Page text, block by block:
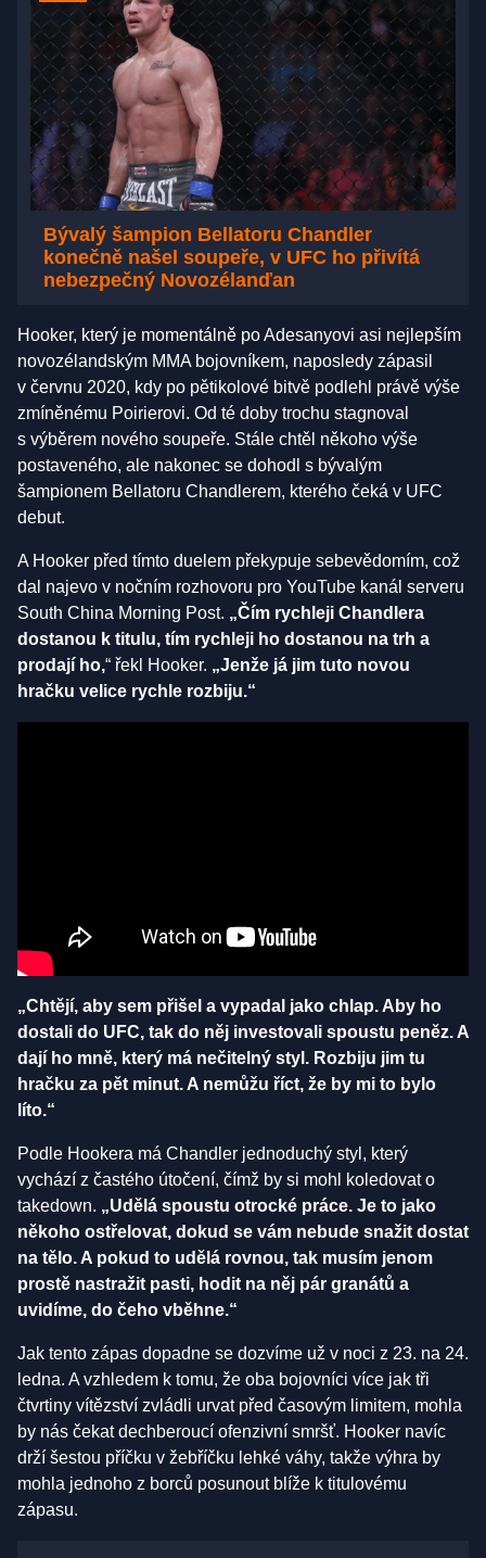
Bývalý šampion Bellatoru Chandler
konečně našel soupeře, v UFC ho přivítá
nebezpečný Novozélanďan
Hooker, který je momentálně po Adesanyovi asi nejlepším
novozélandským MMA bojovníkem, naposledy zápasil
v červnu 2020, kdy po pětikolové bitvě podlehl právě výše
zmíněnému Poirierovi. Od té doby trochu stagnoval
s výběrem nového soupeře. Stále chtěl někoho výše
postaveného, ale nakonec se dohodl s bývalým
šampionem Bellatoru Chandlerem, kterého čeká v UFC
debut.
A Hooker před tímto duelem překypuje sebevědomím, což
dal najevo v nočním rozhovoru pro YouTube kanál serveru
South China Morning Post. „Čím rychleji Chandlera
dostanou k titulu, tím rychleji ho dostanou na trh a
prodají ho,“ řekl Hooker. „Jenže já jim tuto novou
hračku velice rychle rozbiju.“
„Chtějí, aby sem přišel a vypadal jako chlap. Aby ho
dostali do UFC, tak do něj investovali spoustu peněz. A
dají ho mně, který má nečitelný styl. Rozbiju jim tu
hračku za pět minut. A nemůžu říct, že by mi to bylo
líto.“
Podle Hookera má Chandler jednoduchý styl, který
vychází z častého útočení, čímž by si mohl koledovat o
takedown. „Udělá spoustu otrocké práce. Je to jako
někoho ostřelovat, dokud se vám nebude snažit dostat
na tělo. A pokud to udělá rovnou, tak musím jenom
prostě nastražit pasti, hodit na něj pár granátů a
uvidíme, do čeho vběhne.“
Jak tento zápas dopadne se dozvíme už v noci z 23. na 24.
ledna. A vzhledem k tomu, že oba bojovníci více jak tři
čtvrtiny vítězství zvládli urvat před časovým limitem, mohla
by nás čekat dechberoucí ofenzivní smršť. Hooker navíc
drží šestou příčku v žebříčku lehké váhy, takže výhra by
mohla jednoho z borců posunout blíže k titulovému
zápasu.